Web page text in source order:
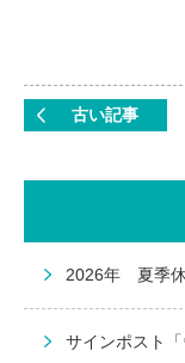
古い記事
2026年 夏季
サインポスト